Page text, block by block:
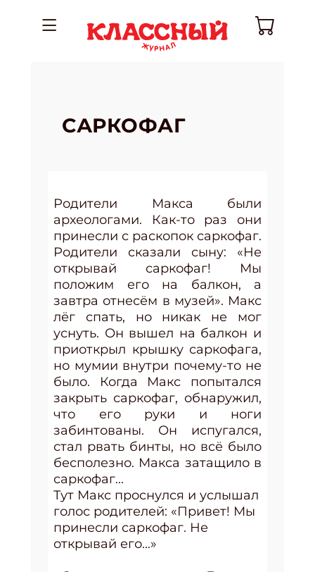
САРКОФАГ
Родители Макса были
археологами. Как-то раз они
принесли с раскопок саркофаг.
Родители сказали сыну: «Не
открывай саркофаг! Мы
положим его на балкон, а
завтра отнесём в музей». Макс
лёг спать, но никак не мог
уснуть. Он вышел на балкон и
приоткрыл крышку саркофага,
но мумии внутри почему-то не
было. Когда Макс попытался
закрыть саркофаг, обнаружил,
что его руки и ноги
забинтованы. Он испугался,
стал рвать бинты, но всё было
бесполезно. Макса затащило в
саркофаг...
Тут Макс проснулся и услышал
голос родителей: «Привет! Мы
принесли саркофаг. Не
открывай его...»